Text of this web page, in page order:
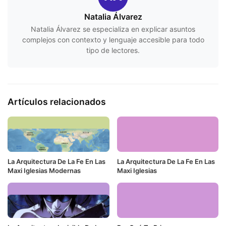
Natalia Álvarez
Natalia Álvarez se especializa en explicar asuntos
complejos con contexto y lenguaje accesible para todo
tipo de lectores.
Artículos relacionados
La Arquitectura De La Fe En Las
Maxi Iglesias Modernas
La Arquitectura De La Fe En Las
Maxi Iglesias